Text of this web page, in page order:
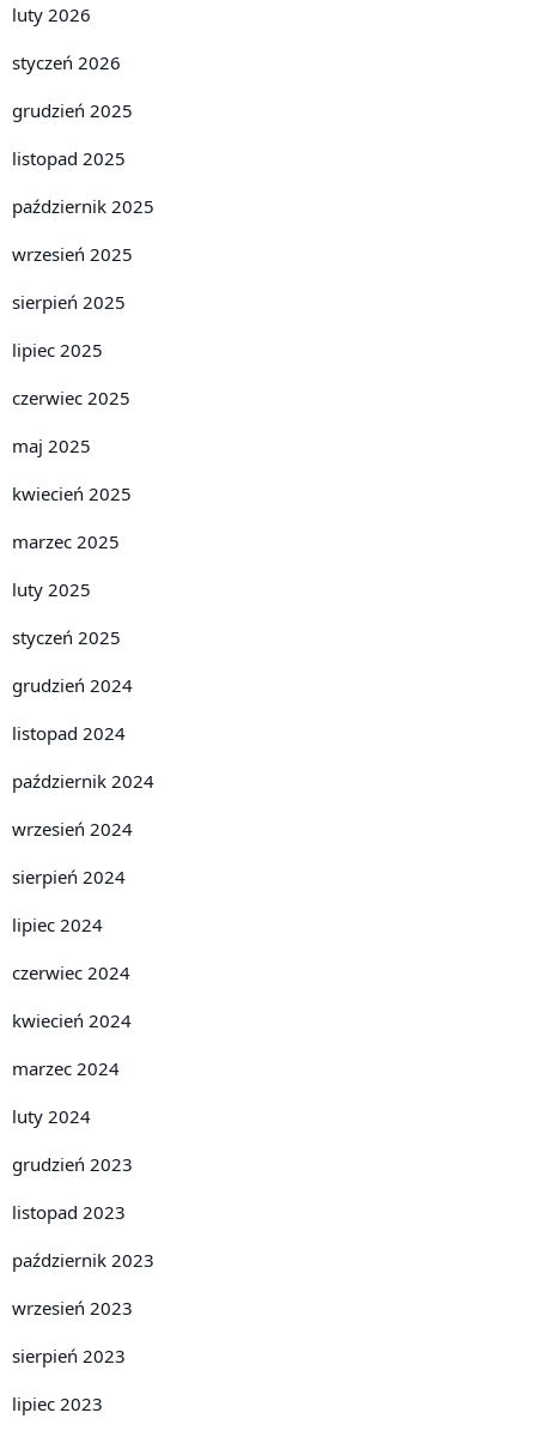
luty 2026
styczeń 2026
grudzień 2025
listopad 2025
październik 2025
wrzesień 2025
sierpień 2025
lipiec 2025
czerwiec 2025
maj 2025
kwiecień 2025
marzec 2025
luty 2025
styczeń 2025
grudzień 2024
listopad 2024
październik 2024
wrzesień 2024
sierpień 2024
lipiec 2024
czerwiec 2024
kwiecień 2024
marzec 2024
luty 2024
grudzień 2023
listopad 2023
październik 2023
wrzesień 2023
sierpień 2023
lipiec 2023